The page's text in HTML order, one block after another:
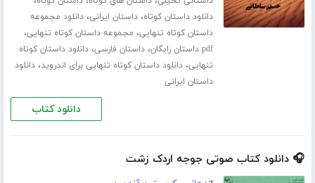
دانلود داستان کوتاه،داستان ایرانی،دانلود مجموعه
داستان کوتاه تنهایی، مجموعه داستان کوتاه تنهایی،
pdf داستان رایگان ،داستان فارسی،دانلود داستان کوتاه
تنهایی،دانلود داستان کوتاه تنهایی برای اندروید،دانلود
داستان ایرانی
دانلود کتاب
🎧 دانلود کتاب صوتی جوجه اردک زشت